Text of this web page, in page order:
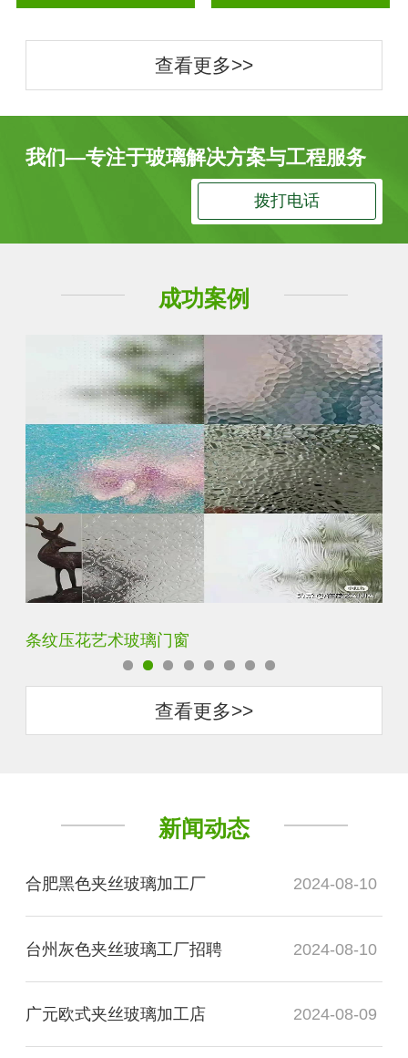
查看更多>>
我们—专注于玻璃解决方案与工程服务
拨打电话
成功案例
钢化超白长虹小灯芯压花钢化玻璃
查看更多>>
新闻动态
合肥黑色夹丝玻璃加工厂 2024-08-10
台州灰色夹丝玻璃工厂招聘 2024-08-10
广元欧式夹丝玻璃加工店 2024-08-09